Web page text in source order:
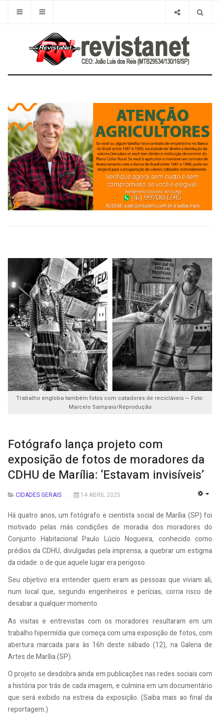
Trabalho engloba também fotos com catadores de recicláveis — Foto:
Marcelo Sampaio/Reprodução
Fotógrafo lança projeto com
exposição de fotos de moradores da
CDHU de Marília: ‘Estavam invisíveis’
CIDADES GERAIS 14 ABRIL 2025
Há quatro anos, um fotógrafo e cientista social de Marília (SP) foi
motivado pelas más condições de moradia dos moradores do
Conjunto Habitacional Paulo Lúcio Nogueira, conhecido como
prédios da CDHU, divulgadas pela imprensa, a quebrar um estigma
da cidade: o de que aquele lugar era perigoso.
Seu objetivo era entender quem eram as pessoas que viviam ali,
num local que, segundo engenheiros e perícias, corria risco de
desabar a qualquer momento.
As visitas e entrevistas com os moradores resultaram em um
trabalho hipermídia que começa com uma exposição de fotos, com
abertura marcada para às 16h deste sábado (12), na Galeria de
Artes de Marília (SP).
O projeto se desdobra ainda em publicações nas redes sociais com
a história por trás de cada imagem, e culmina em um documentário
que será exibido na estreia da exposição. (Saiba mais ao final da
reportagem.)